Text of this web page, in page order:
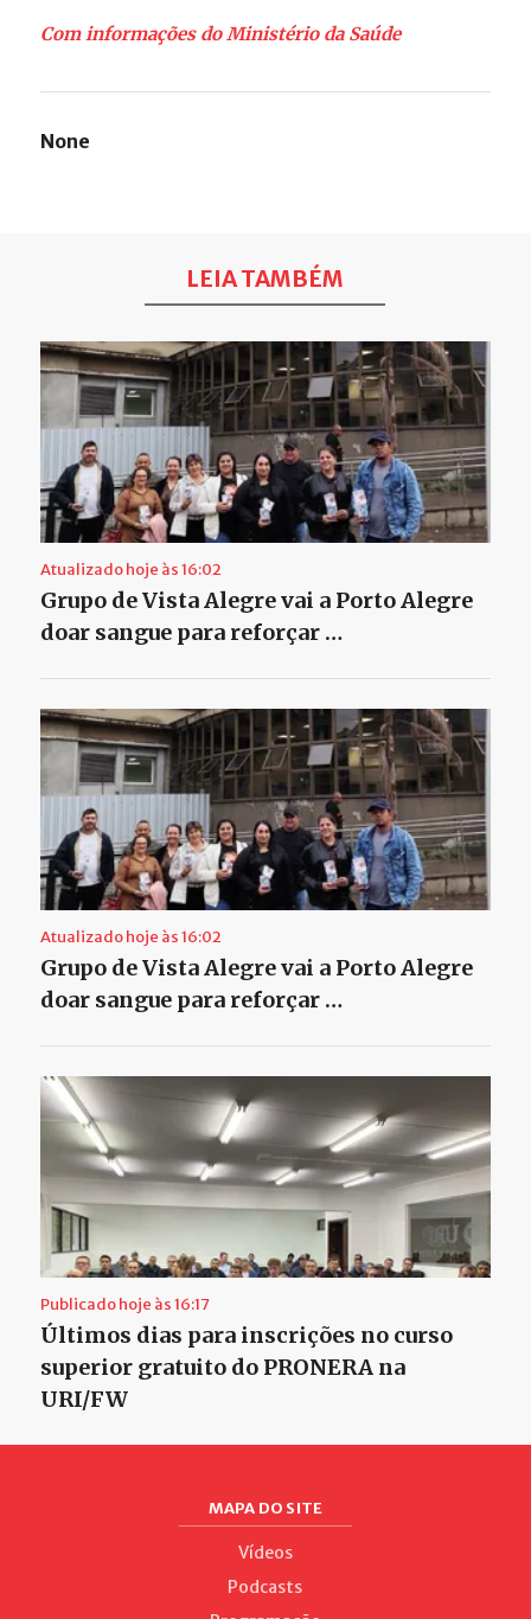
Com informações do Ministério da Saúde
None
LEIA TAMBÉM
Atualizado hoje às 16:02
Grupo de Vista Alegre vai a Porto Alegre
doar sangue para reforçar …
Atualizado hoje às 16:02
Grupo de Vista Alegre vai a Porto Alegre
doar sangue para reforçar …
Publicado hoje às 16:17
Últimos dias para inscrições no curso
superior gratuito do PRONERA na
URI/FW
MAPA DO SITE
Vídeos
Podcasts